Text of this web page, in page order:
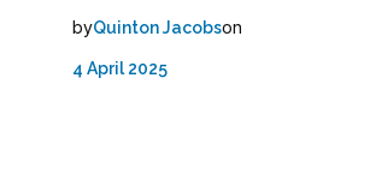
byQuinton Jacobson
4 April 2025